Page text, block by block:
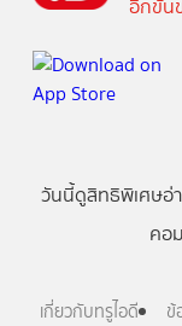
อีกขั้น
วันนี้ดูสิทธิพิเศษอ่
คอ
เกี่ยวกับทรูไอดี ข้